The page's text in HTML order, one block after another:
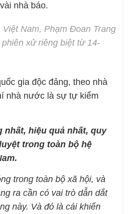
nhà báo.
Nam, Phạm Đoan Trang
xử riêng biệt từ 14-
gia độc đảng, theo nhà
nhà nước là sự tự kiểm
nhất, hiệu quả nhất, quy
trong toàn bộ hệ
trong toàn bộ xã hội, và
ra cần có vai trò dẫn dắt
này. Và đó là cái khiến